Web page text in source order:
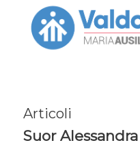
Articoli
Suor